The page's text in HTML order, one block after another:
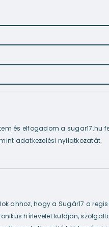
és elfogadom a sugar17.hu
adatkezelési nyilatkozatát.
ahhoz, hogy a Sugár17 a
hírlevelet küldjön,